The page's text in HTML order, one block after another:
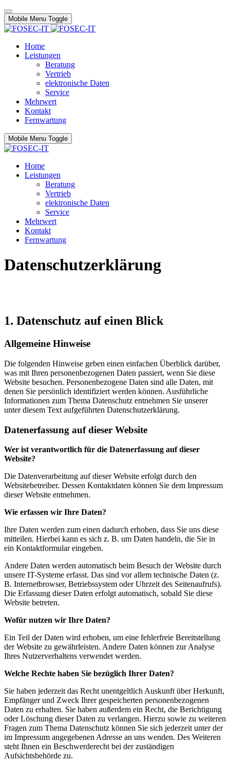
Mobile Menu Toggle
Home
Leistungen
Beratung
Vertrieb
elektronische Daten
Service
Mehrwert
Kontakt
Fernwartung
Mobile Menu Toggle
Home
Leistungen
Beratung
Vertrieb
elektronische Daten
Service
Mehrwert
Kontakt
Fernwartung
Datenschutzerklärung
1. Datenschutz auf einen Blick
Allgemeine Hinweise
Die folgenden Hinweise geben einen einfachen Überblick darüber,
was mit Ihren personenbezogenen Daten passiert, wenn Sie diese
Website besuchen. Personenbezogene Daten sind alle Daten, mit
denen Sie persönlich identifiziert werden können. Ausführliche
Informationen zum Thema Datenschutz entnehmen Sie unserer
unter diesem Text aufgeführten Datenschutzerklärung.
Datenerfassung auf dieser Website
Wer ist verantwortlich für die Datenerfassung auf dieser
Website?
Die Datenverarbeitung auf dieser Website erfolgt durch den
Websitebetreiber. Dessen Kontaktdaten können Sie dem Impressum
dieser Website entnehmen.
Wie erfassen wir Ihre Daten?
Ihre Daten werden zum einen dadurch erhoben, dass Sie uns diese
mitteilen. Hierbei kann es sich z. B. um Daten handeln, die Sie in
ein Kontaktformular eingeben.
Andere Daten werden automatisch beim Besuch der Website durch
unsere IT-Systeme erfasst. Das sind vor allem technische Daten (z.
B. Internetbrowser, Betriebssystem oder Uhrzeit des Seitenaufrufs).
Die Erfassung dieser Daten erfolgt automatisch, sobald Sie diese
Website betreten.
Wofür nutzen wir Ihre Daten?
Ein Teil der Daten wird erhoben, um eine fehlerfreie Bereitstellung
der Website zu gewährleisten. Andere Daten können zur Analyse
Ihres Nutzerverhaltens verwendet werden.
Welche Rechte haben Sie bezüglich Ihrer Daten?
Sie haben jederzeit das Recht unentgeltlich Auskunft über Herkunft,
Empfänger und Zweck Ihrer gespeicherten personenbezogenen
Daten zu erhalten. Sie haben außerdem ein Recht, die Berichtigung
oder Löschung dieser Daten zu verlangen. Hierzu sowie zu weiteren
Fragen zum Thema Datenschutz können Sie sich jederzeit unter der
im Impressum angegebenen Adresse an uns wenden. Des Weiteren
steht Ihnen ein Beschwerderecht bei der zuständigen
Aufsichtsbehörde zu.